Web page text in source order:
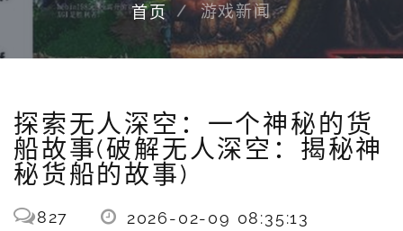
首页 游戏新闻
探索无人深空：一个神秘的货
船故事(破解无人深空：揭秘神
秘货船的故事)
827 2026-02-09 08:35:13